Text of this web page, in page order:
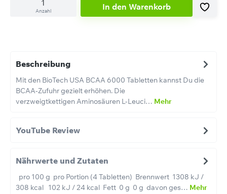
Anzahl In den Warenkorb
Beschreibung
Mit den BioTech USA BCAA 6000 Tabletten kannst Du die
BCAA-Zufuhr gezielt erhöhen. Die
verzweigtkettigen Aminosäuren L-Leuci… Mehr
YouTube Review
Nährwerte und Zutaten
pro 100 g pro Portion (4 Tabletten) Brennwert 1308 kJ /
308 kcal 102 kJ / 24 kcal Fett 0 g 0 g davon ges… Mehr